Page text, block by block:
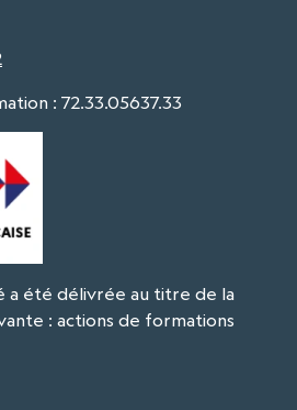
: 72.33.05637.33
a été délivrée au titre de la
: actions de formations